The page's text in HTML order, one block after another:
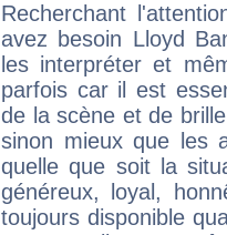
Recherchant
avez besoin Lloyd
les interpréter et
parfois car il est
de la scène et de
sinon mieux que les
quelle que soit la
généreux, loyal,
toujours disponible